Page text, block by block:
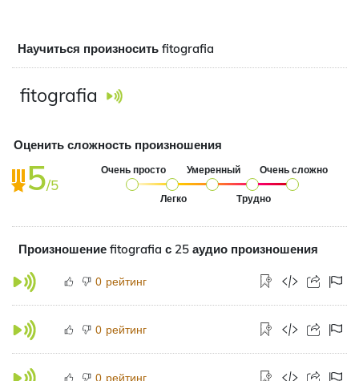
Научиться произносить fitografia
fitografia
Оценить сложность произношения
5/5
Очень просто
Легко
Умеренный
Трудно
Очень сложно
Произношение fitografia с 25 аудио произношения
0 рейтинг
0 рейтинг
0 рейтинг